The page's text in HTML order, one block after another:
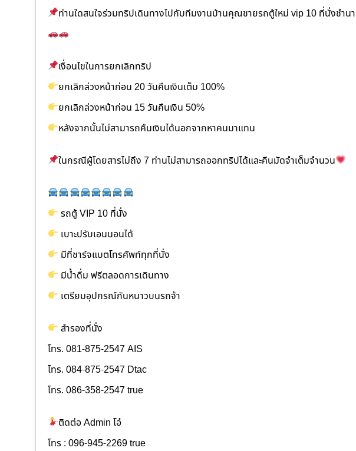
ท่านใดสนใจร่วมทริปเดินทางไปกับทีมงานบ้านคุณชายรถตู้ใหม่ vip 10 ที่นั่งชำน
เงื่อนไขในการยกเลิกทริป
ยกเลิกล่วงหน้าก่อน 20 วันคืนเงินเต็ม 100%
ยกเลิกล่วงหน้าก่อน 15 วันคืนเงิน 50%
หลังจากนั้นไม่สามารถคืนเงินได้นอกจากหาคนมาแทน
ในกรณีผู้โดยสารไม่ถึง 7 ท่านไม่สามารถออกทริปได้และคืนมัดจำเต็มจำนวน
รถตู้ VIP 10 ที่นั่ง
เบาะปรับเอนนอนได้
มีที่ชาร์จแบตโทรศัพท์ทุกที่นั่ง
มีน้ำดื่ม ฟรีตลอดการเดินทาง
เตรียมอุปกรณ์กันหนาวบนรถจ้า
สำรองที่นั่ง
โทร. 081-875-2547 AIS
โทร. 084-875-2547 Dtac
โทร. 086-358-2547 true
ติดต่อ Admin โอ๋
โทร : 096-945-2269 true